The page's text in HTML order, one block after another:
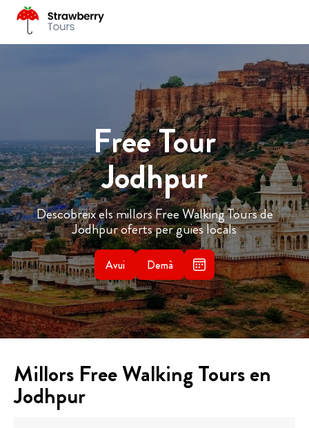
Free Tour
Jodhpur
Descobreix els millors Free Walking Tours de
Jodhpur oferts per guies locals
Avui Demà
Millors Free Walking Tours en
Jodhpur